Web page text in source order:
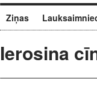
Ziņas
Ierosina